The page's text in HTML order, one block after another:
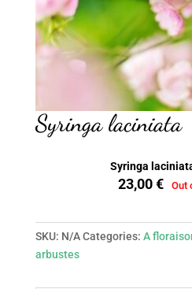
Syringa laciniata
Syringa
23,00 € Out
SKU: N/A Categories: A
arbustes